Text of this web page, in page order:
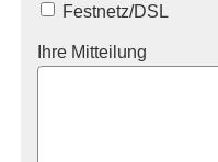
Festnetz/DSL
Ihre Mitteilung